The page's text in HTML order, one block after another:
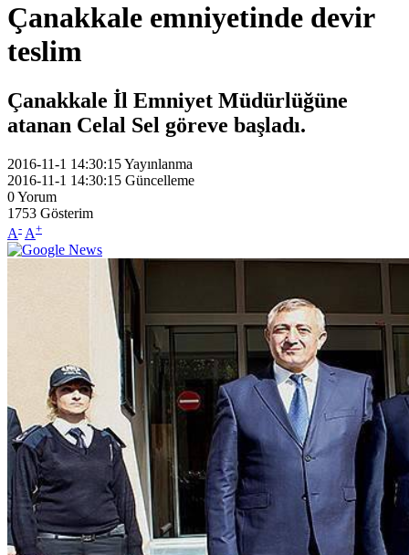
Çanakkale emniyetinde devir
teslim
Çanakkale İl Emniyet Müdürlüğüne
atanan Celal Sel göreve başladı.
2016-11-1 14:30:15Yayınlanma
2016-11-1 14:30:15 Güncelleme
0Yorum
1753 Gösterim
A- A+